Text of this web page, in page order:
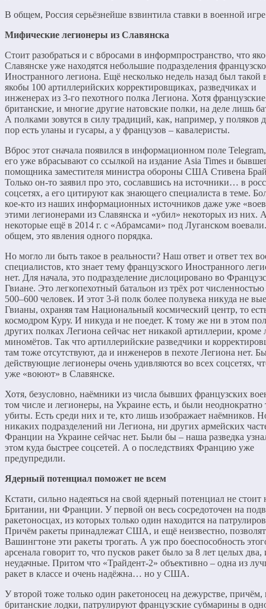
В общем, Россия серьёзнейше взвинтила ставки в военной
Мифические легионеры из Славянска
Стоит разобраться и с вбросами в информпространство, что
Славянске уже находятся небольшие подразделения
Иностранного легиона. Ещё несколько недель назад был такой
якобы 100 артиллерийских корректировщиках, разведчиках и
инженерах из 3‑го пехотного полка Легиона. Хотя
британские, и многие другие натовские полки, на деле лишь
А полками зовутся в силу традиций, как, например, у поляков
пор есть уланы и гусары, а у французов – кавалеристы.
Вброс этот сначала появился в информационном поле
его уже вбрасывают со ссылкой на издание Asia Times и
помощника заместителя министра обороны США Стивена
Только он-то заявил про это, сославшись на источники… в
соцсетях, а его цитируют как знающего специалиста в теме.
кое-кто из наших информационных источников даже уже
этими легионерами из Славянска и «убил» некоторых из них.
некоторые ещё в 2014 г. с «Абрамсами» под Луганском
общем, это явления одного порядка.
Но могло ли быть такое в реальности? Наш ответ и ответ тех
специалистов, кто знает тему французского Иностранного
нет. Для начала, это подразделение дислоцировано во
Гвиане. Это легкопехотный батальон из трёх рот численностью
500–600 человек. И этот 3-й полк более полувека никуда не
Гвианы, охраняя там Национальный космический центр, то
космодром Куру. И никуда и не поедет. К тому же ни в этом
других полках Легиона сейчас нет никакой артиллерии, кроме
миномётов. Так что артиллерийские разведчики и
там тоже отсутствуют, да и инженеров в пехоте Легиона нет.
действующие легионеры очень удивляются во всех соцсетях,
уже «воюют» в Славянске.
Хотя, безусловно, наёмники из числа бывших французских
том числе и легионеры, на Украине есть, и были неоднократно
убиты. Есть среди них и те, кто лишь изображает наёмников.
никаких подразделений ни Легиона, ни других армейских
Франции на Украине сейчас нет. Были бы – наша разведка
этом куда быстрее соцсетей. А о последствиях Францию уже
предупредили.
Ядерный потенциал поможет не всем
Кстати, сильно надеяться на свой ядерный потенциал не стоит
Британии, ни Франции. У первой он весь сосредоточен на
ракетоносцах, из которых только один находится на
Причём ракеты принадлежат США, и ещё неизвестно,
Вашингтоне эти ракеты трогать. А уж про боеспособность
арсенала говорит то, что пусков ракет было за 8 лет целых два,
неудачные. Притом что «Трайдент-2» объективно – одна из
ракет в классе и очень надёжна… но у США.
У второй тоже только один ракетоносец на дежурстве, причём,
британские лодки, патрулируют французские субмарины в